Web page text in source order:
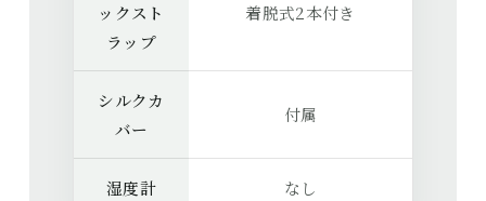
ックスト
ラップ
着脱式2本付き
シルクカ
バー
付属
湿度計 なし